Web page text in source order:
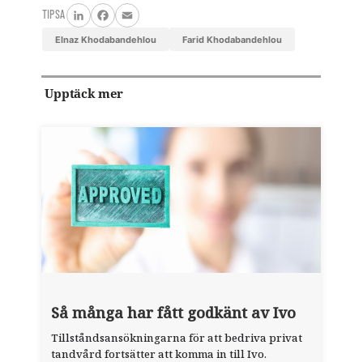
TIPSA
LinkedInFacebook
Email
Elnaz Khodabandehlou Farid Khodabandehlou
Upptäck mer
Så många har fått godkänt av Ivo
Tillståndsansökningarna för att bedriva privat
tandvård fortsätter att komma in till Ivo.